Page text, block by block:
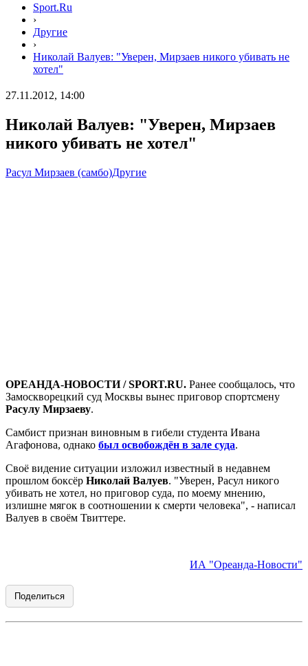
Sport.Ru
›
Другие
›
Николай Валуев: "Уверен, Мирзаев никого убивать не
хотел"
27.11.2012, 14:00
Николай Валуев: "Уверен, Мирзаев
никого убивать не хотел"
Расул Мирзаев (самбо)Другие
ОРЕАНДА-НОВОСТИ / SPORT.RU. Ранее сообщалось, что
Замоскворецкий суд Москвы вынес приговор спортсмену
Расулу Мирзаеву.
Самбист признан виновным в гибели студента Ивана
Агафонова, однако был освобождён в зале суда.
Своё видение ситуации изложил известный в недавнем
прошлом боксёр Николай Валуев. "Уверен, Расул никого
убивать не хотел, но приговор суда, по моему мнению,
излишне мягок в соотношении к смерти человека", - написал
Валуев в своём Твиттере.
ИА "Ореанда-Новости"
Поделиться